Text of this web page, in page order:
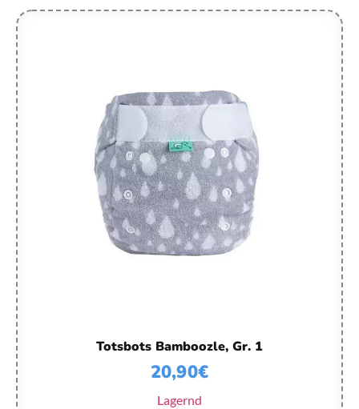
Totsbots Bamboozle, Gr. 1
20,90€
Lagernd